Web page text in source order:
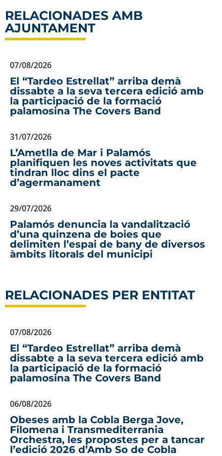
RELACIONADES AMB
AJUNTAMENT
07/08/2026
El “Tardeo Estrellat” arriba demà
dissabte a la seva tercera edició amb
la participació de la formació
palamosina The Covers Band
31/07/2026
L’Ametlla de Mar i Palamós
planifiquen les noves activitats que
tindran lloc dins el pacte
d’agermanament
29/07/2026
Palamós denuncia la vandalització
d’una quinzena de boies que
delimiten l’espai de bany de diversos
àmbits litorals del municipi
RELACIONADES PER ENTITAT
07/08/2026
El “Tardeo Estrellat” arriba demà
dissabte a la seva tercera edició amb
la participació de la formació
palamosina The Covers Band
06/08/2026
Obeses amb la Cobla Berga Jove,
Filomena i Transmediterrania
Orchestra, les propostes per a tancar
l’edició 2026 d’Amb So de Cobla